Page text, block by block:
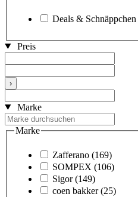
Deals & Schnäppchen
Preis
›
Marke
Marke
Zafferano (169)
SOMPEX (106)
Sigor (149)
coen bakker (25)